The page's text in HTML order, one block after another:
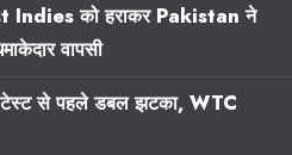
को हराकर Pakistan ने
वापसी
से पहले डबल झटका, WTC